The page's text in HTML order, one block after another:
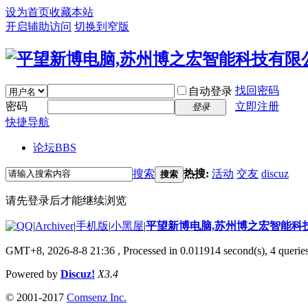
设为首页收藏本站
开启辅助访问 切换到窄版
自动登录 找回密码
密码
登录
立即注册
快捷导航
论坛BBS
搜索 搜索 热搜: 活动 交友 discuz
请先登录后才能继续浏览
|Archiver|手机版|小黑屋|平望新博电脑,苏州博之宏智能科
GMT+8, 2026-8-8 21:36 , Processed in 0.011914 second(s), 4
Powered by Discuz! X3.4
© 2001-2017 Comsenz Inc.